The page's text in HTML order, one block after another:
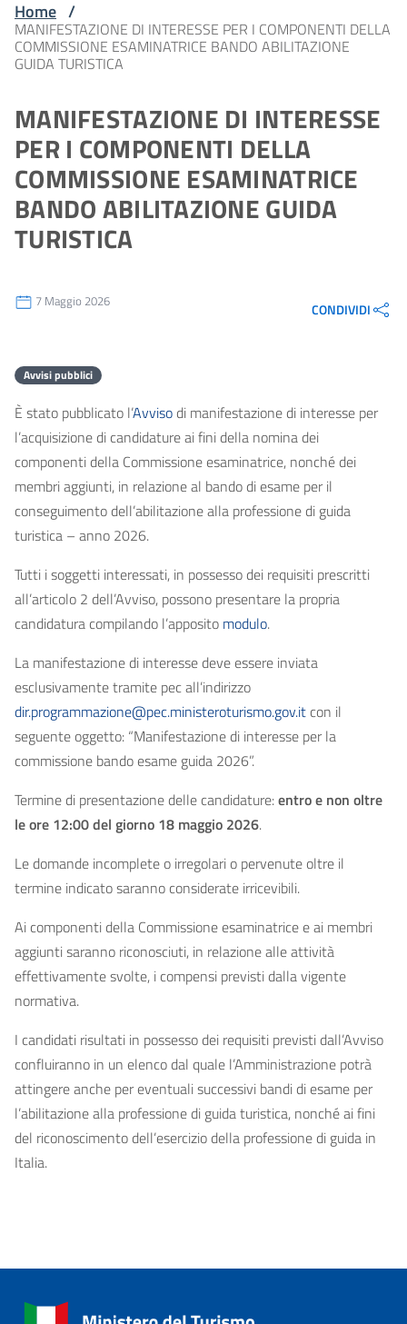
Home /
MANIFESTAZIONE DI INTERESSE PER I COMPONENTI DELLA
COMMISSIONE ESAMINATRICE BANDO ABILITAZIONE
GUIDA TURISTICA
MANIFESTAZIONE DI INTERESSE
PER I COMPONENTI DELLA
COMMISSIONE ESAMINATRICE
BANDO ABILITAZIONE GUIDA
TURISTICA
7 Maggio 2026 CONDIVIDI
Avvisi pubblici
È stato pubblicato l’Avvisodi manifestazione di interesse per
l’acquisizione di candidature ai fini della nomina dei
componenti della Commissione esaminatrice, nonché dei
membri aggiunti, in relazione al bando di esame per il
conseguimento dell’abilitazione alla professione di guida
turistica – anno 2026.
Tutti i soggetti interessati, in possesso dei requisiti prescritti
all’articolo 2 dell’Avviso, possono presentare la propria
candidatura compilando l’apposito modulo.
La manifestazione di interesse deve essere inviata
esclusivamente tramite pec all’indirizzo
dir.programmazione@pec.ministeroturismo.gov.it con il
seguente oggetto: “Manifestazione di interesse per la
commissione bando esame guida 2026”.
Termine di presentazione delle candidature:entro e non oltre
le ore 12:00 del giorno 18 maggio 2026.
Le domande incomplete o irregolari o pervenute oltre il
termine indicato saranno considerate irricevibili.
Ai componenti della Commissione esaminatrice e ai membri
aggiunti saranno riconosciuti, in relazione alle attività
effettivamente svolte, i compensi previsti dalla vigente
normativa.
I candidati risultati in possesso dei requisiti previsti dall’Avviso
confluiranno in un elenco dal quale l’Amministrazione potrà
attingere anche per eventuali successivi bandi di esame per
l’abilitazione alla professione di guida turistica, nonché ai fini
del riconoscimento dell’esercizio della professione di guida in
Italia.